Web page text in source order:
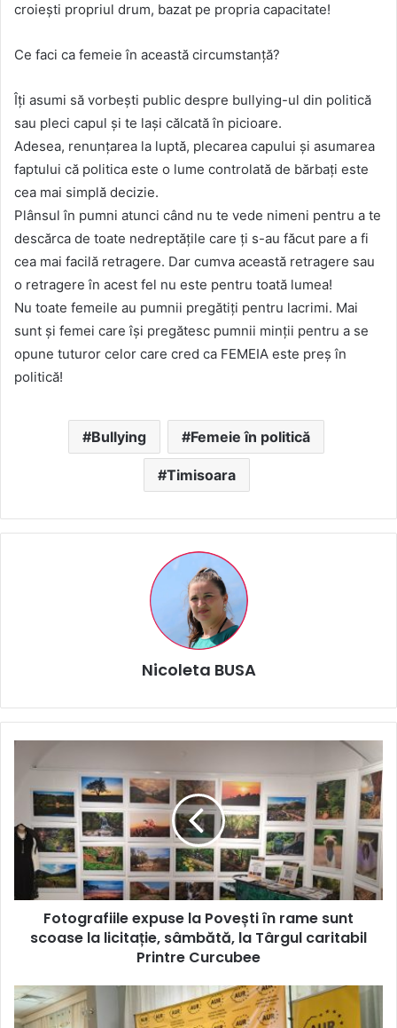
croiești propriul drum, bazat pe propria capacitate!
Ce faci ca femeie în această circumstanță?
Îți asumi să vorbești public despre bullying-ul din politică
sau pleci capul și te lași călcată în picioare.
Adesea, renunțarea la luptă, plecarea capului și asumarea
faptului că politica este o lume controlată de bărbați este
cea mai simplă decizie.
Plânsul în pumni atunci când nu te vede nimeni pentru a te
descărca de toate nedreptățile care ți s-au făcut pare a fi
cea mai facilă retragere. Dar cumva această retragere sau
o retragere în acest fel nu este pentru toată lumea!
Nu toate femeile au pumnii pregătiți pentru lacrimi. Mai
sunt și femei care își pregătesc pumnii minții pentru a se
opune tuturor celor care cred ca FEMEIA este preș în
politică!
Bullying Femeie în politică
Timisoara
Nicoleta BUSA
expuse
Povești
în
rame
sunt
scoase
la
licitație,
sâmbătă,
caritabil
Printre
Fotografiile expuse la Povești în rame sunt
scoase la licitație, sâmbătă, la Târgul caritabil
Printre Curcubee
Candidații
AUR